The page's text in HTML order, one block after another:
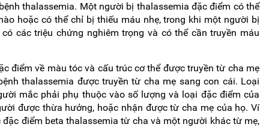
thalassemia. Một người bị thalassemia đặc điểm có thể
hoặc có thể chỉ bị thiếu máu nhẹ, trong khi một người bị
các triệu chứng nghiêm trọng và có thể cần truyền máu
điểm về màu tóc và cấu trúc cơ thể được truyền từ cha mẹ
thalassemia được truyền từ cha mẹ sang con cái. Loại
mắc phải phụ thuộc vào số lượng và loại đặc điểm của
được thừa hưởng, hoặc nhận được từ cha mẹ của họ. Ví
điểm beta thalassemia từ cha và một người khác từ mẹ,